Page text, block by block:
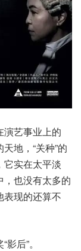
演艺事业上的
地，“关种”的
它实在太平淡
，也没有太多的
表现的还算不
后”。